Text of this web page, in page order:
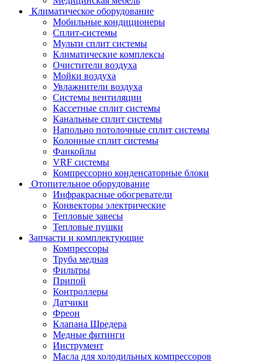
Климатическое оборудование
Мобильные кондиционеры
Сплит-системы
Мульти сплит системы
Климатические комплексы
Очистители воздуха
Мойки воздуха
Увлажнители воздуха
Системы вентиляции
Кассетные сплит системы
Канальные сплит системы
Напольно потолочные сплит системы
Колонные сплит системы
Фанкойлы
VRF системы
Компрессорно конденсаторные блоки
Отопительное оборудование
Инфракрасные обогреватели
Конвекторы электрические
Тепловые завесы
Тепловые пушки
Запчасти и комплектующие
Компрессоры
Труба медная
Фильтры
Припой
Контроллеры
Датчики
Фреон
Клапана Шредера
Медные фитинги
Инструмент
Масла для холодильных компрессоров